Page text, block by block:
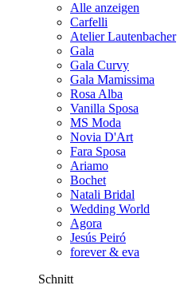
Alle anzeigen
Carfelli
Atelier Lautenbacher
Gala
Gala Curvy
Gala Mamissima
Rosa Alba
Vanilla Sposa
MS Moda
Novia D'Art
Fara Sposa
Ariamo
Bochet
Natali Bridal
Wedding World
Agora
Jesús Peiró
forever & eva
Schnitt